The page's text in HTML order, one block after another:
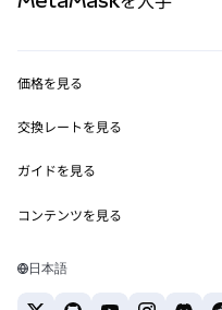
RWA
MetaMask Connect
Snaps
Web3サービス
セキュリティ
サポート
キャリア
お問い合わせ
価格を見る
イーサリアムの価格
Solanaの価格
Tetherの価格
交換レートを見る
ETH→USD
USDT→INR
BTC→INR
ガイドを見る
ETHの購入
コンテンツを見る
Solanaウォレット
日本語